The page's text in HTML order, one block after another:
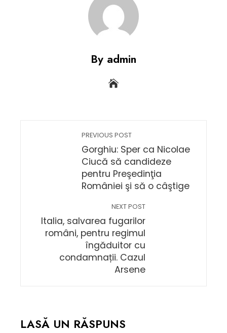
By admin
PREVIOUS POST
Gorghiu: Sper ca Nicolae
Ciucă să candideze
pentru Preşedinţia
României şi să o câştige
NEXT POST
Italia, salvarea fugarilor
români, pentru regimul
îngăduitor cu
condamnații. Cazul
Arsene
LASĂ UN RĂSPUNS